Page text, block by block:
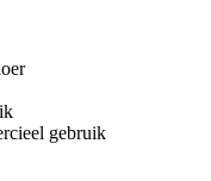
gebruik